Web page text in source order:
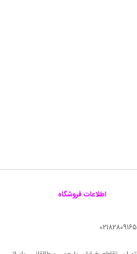
اطلاعات فروشگاه
02182809165